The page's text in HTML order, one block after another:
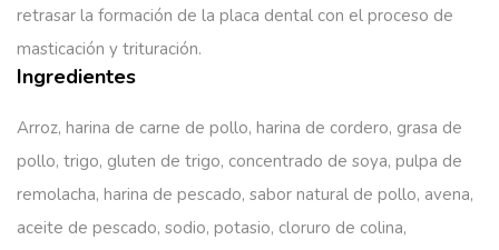
retrasar la formación de la placa dental con el proceso de
masticación y trituración.
Ingredientes
Arroz, harina de carne de pollo, harina de cordero, grasa de
pollo, trigo, gluten de trigo, concentrado de soya, pulpa de
remolacha, harina de pescado, sabor natural de pollo, avena,
aceite de pescado, sodio, potasio, cloruro de colina,